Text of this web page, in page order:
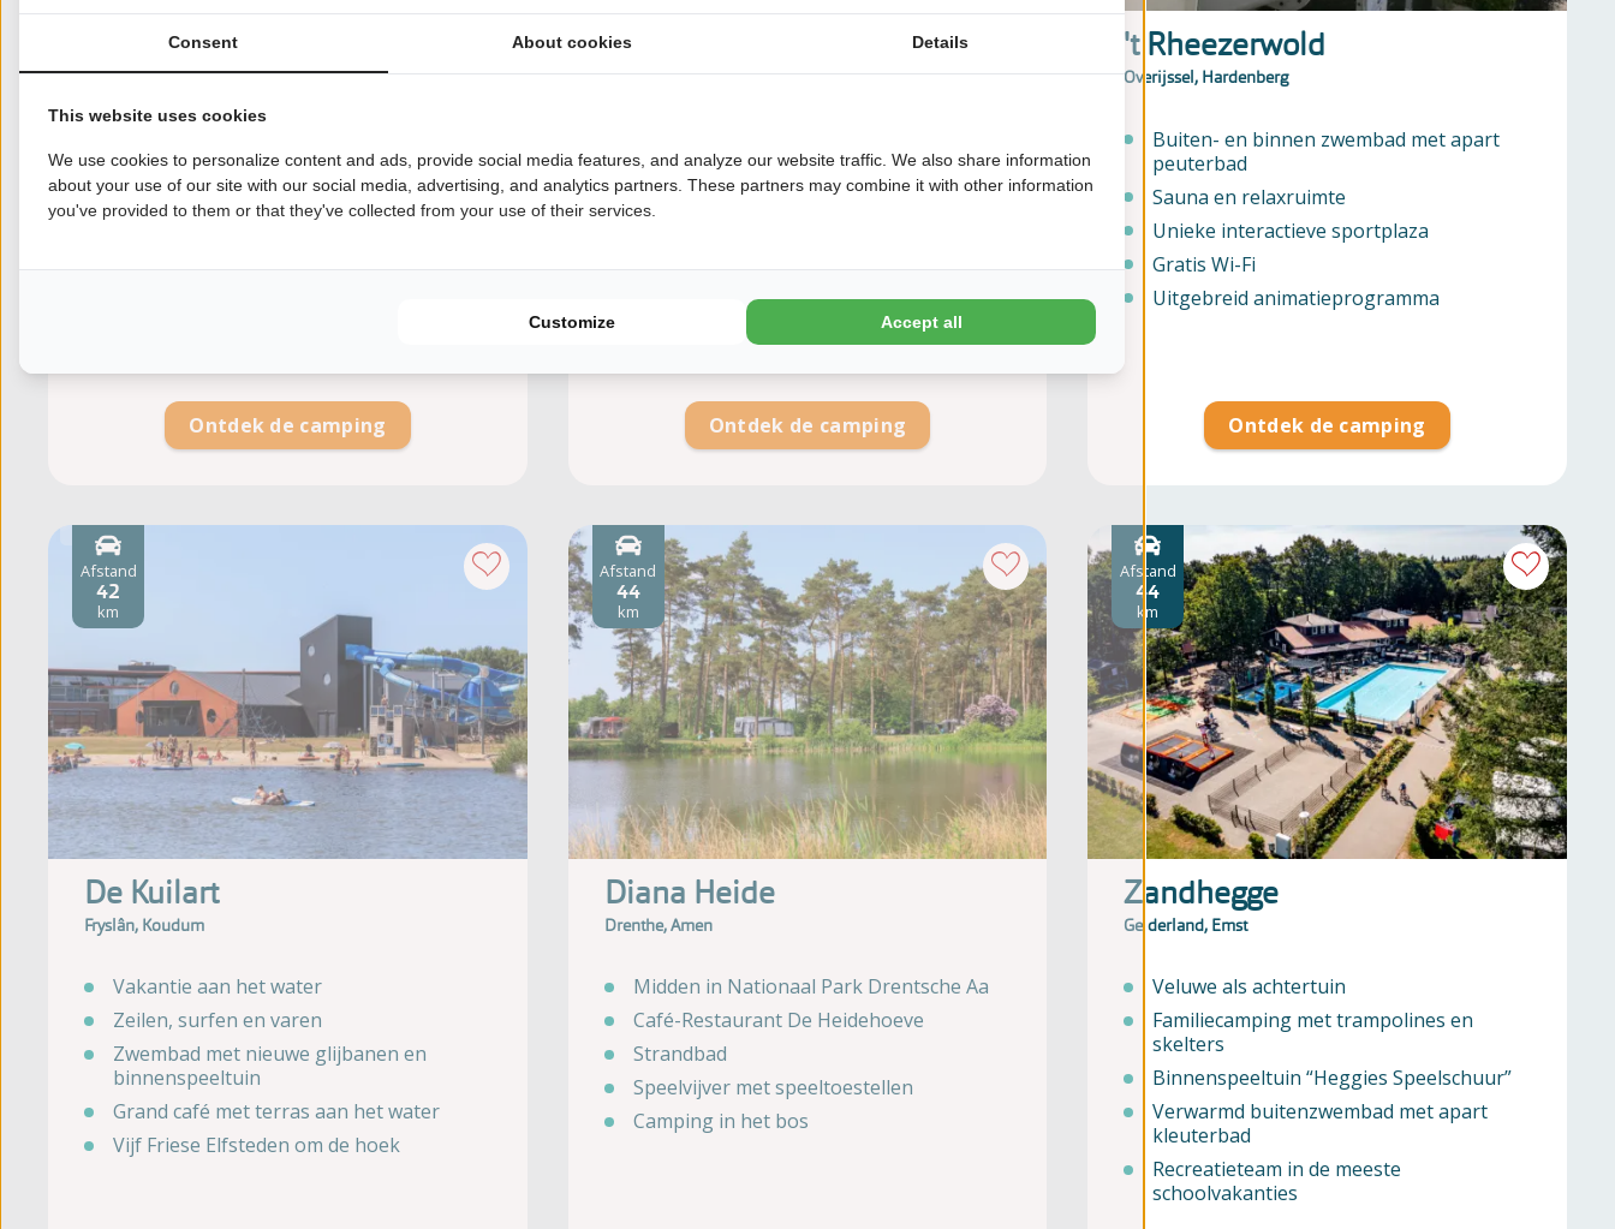
Torentjeshoek
Drenthe, Dwingeloo
Bijzondere kampeeraccommodaties
2 km ten zuiden van het bekende en
Gratis toegang tot Zwem- en Beleefpark
Nabij avontuurlijke mountainbike-routes
en startpunt Nature Game
Ontdek de camping
't Akkertien
Overijssel, Vollenhove
Grote speeltuin, sportveld & animatie
Je kunt hier slapen in een helikopter!
Ontdek de camping
Afstand
44
km
Diana Heide
Drenthe, Amen
Midden in Nationaal Park Drentsche Aa
Café-Restaurant De Heidehoeve
Strandbad
Speelvijver met speeltoestellen
Camping in het bos
Afstand
42
km
De Kuilart
Fryslân, Koudum
Vakantie aan het water
Zeilen, surfen en varen
Zwembad met nieuwe glijbanen en
binnenspeeltuin
Grand café met terras aan het water
Vijf Friese Elfsteden om de hoek
't Rheezerwold
Overijssel, Hardenberg
Buiten- en binnen zwembad met apart
peuterbad
Sauna en relaxruimte
Unieke interactieve sportplaza
Gratis Wi-Fi
Uitgebreid animatieprogramma
Ontdek de camping
Afstand
44
km
Zandhegge
Gelderland, Emst
Veluwe als achtertuin
Familiecamping met trampolines en
skelters
Binnenspeeltuin “Heggies Speelschuur”
Verwarmd buitenzwembad met apart
kleuterbad
Recreatieteam in de meeste
schoolvakanties
Consent About cookies Details
This website uses cookies
We use cookies to personalize content and ads, provide social media features, and analyze our website traffic. We also share information
about your use of our site with our social media, advertising, and analytics partners. These partners may combine it with other information
you've provided to them or that they've collected from your use of their services.
Customize Accept all